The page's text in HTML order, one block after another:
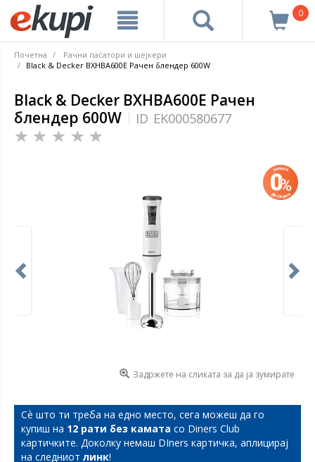
0
Почетна
Рачни пасатори и шејкери
Black & Decker BXHBA600E Рачен блендер 600W
Black & Decker BXHBA600E Рачен
блендер 600W
ID EK000580677
Задржете на сликата за да ја зумирате
Сѐ што ти треба на едно место, сега можеш да го
купиш на 12 рати без камата со Diners Club
картичките. Доколку немаш DIners картичка, аплицирај
на следниот линк!